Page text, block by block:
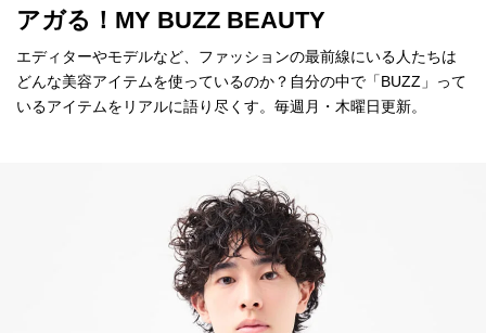
アガる！MY BUZZ BEAUTY
エディターやモデルなど、ファッションの最前線にいる人たちは
どんな美容アイテムを使っているのか？自分の中で「BUZZ」って
いるアイテムをリアルに語り尽くす。毎週月・木曜日更新。